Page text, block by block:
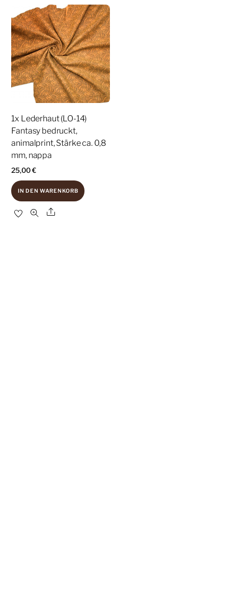
1x Lederhaut (LO-14)
Fantasy bedruckt,
animalprint, Stärke ca. 0,8
mm, nappa
25,00€
IN DEN WARENKORB
Share